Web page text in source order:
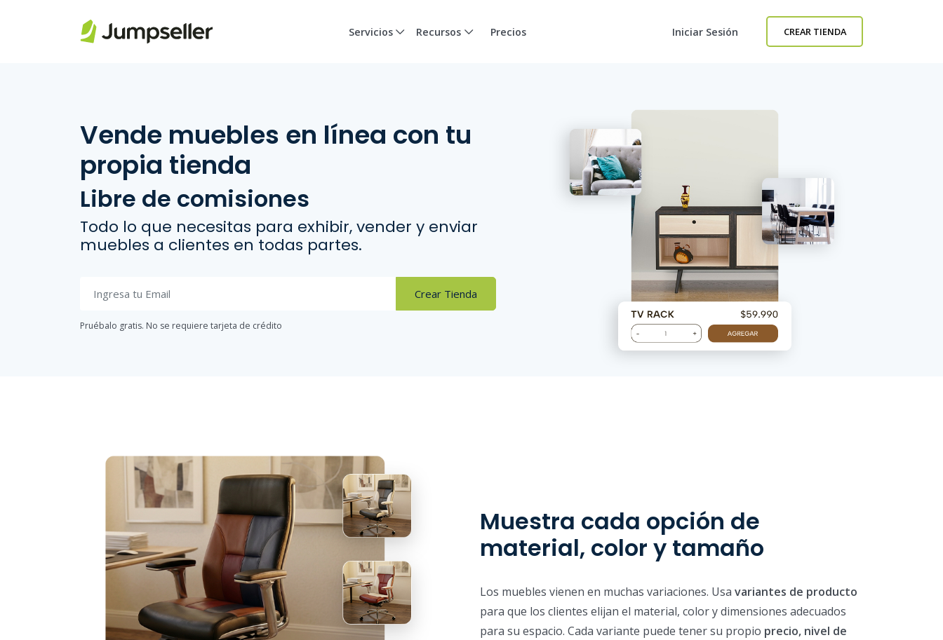
Servicios Recursos Precios Iniciar Sesión CREAR TIENDA
Vende muebles en línea con tu
propia tienda
Libre de comisiones
Todo lo que necesitas para exhibir, vender y enviar
muebles a clientes en todas partes.
Crear Tienda
Pruébalo gratis. No se requiere tarjeta de crédito
Muestra cada opción de
material, color y tamaño
Los muebles vienen en muchas variaciones. Usa variantes de producto
para que los clientes elijan el material, color y dimensiones adecuados
para su espacio. Cada variante puede tener su propio precio, nivel de